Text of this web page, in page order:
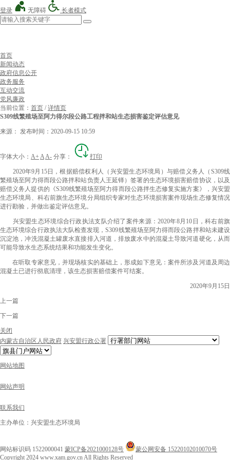
登录 无障碍 长者模式
首页
新闻动态
政府信息公开
政务服务
互动交流
党风廉政
当前位置： 首页 /详情页
S309线繁殖场至阿力得尔段公路工程拌和站生态损害鉴定评估意见
来源： 发布时间：2020-09-15 10:59
字体大小： A+ AA- 分享： 打印
2020年9月15日，根据赔偿权利人（兴安盟生态环境局）与赔偿义务人（S309线
繁殖场至阿力得而段公路拌和站负责人王延铎）签署的生态环境损害赔偿协议，以及
赔偿义务人提供的《S309线繁殖场至阿力得而段公路拌生态修复实施方案》，兴安盟
生态环境局、科右前旗生态环境分局组织专家对生态环境损害案件现场生态修复情况
进行勘验，并做出鉴定评估意见。
兴安盟生态环境综合行政执法支队介绍了案件来源：2020年8月10日，科右前旗
生态环境综合行政执法大队检查发现，S309线繁殖场至阿力得而段公路拌和站未建设
沉淀池，冲洗混凝土罐废水直接排入河道，排放废水中的混凝土导致河道硬化，从而
可能导致水生态系统结果和功能发生变化。
在听取专家意见，并现场核实的基础上，形成如下意见：案件所涉及河道及周边
混凝土已进行彻底清理，该生态损害赔偿案件可结案。
2020年9月15日
上一篇
下一篇
关闭
内蒙古自治区人民政府 兴安盟行政公署
网站地图
网站声明
联系我们
主办单位：兴安盟生态环境局
网站标识码 1522000041 蒙ICP备2021000128号
蒙公网安备 15220102010070号
Copyright 2024 www.xam.gov.cn All Rights Reserved